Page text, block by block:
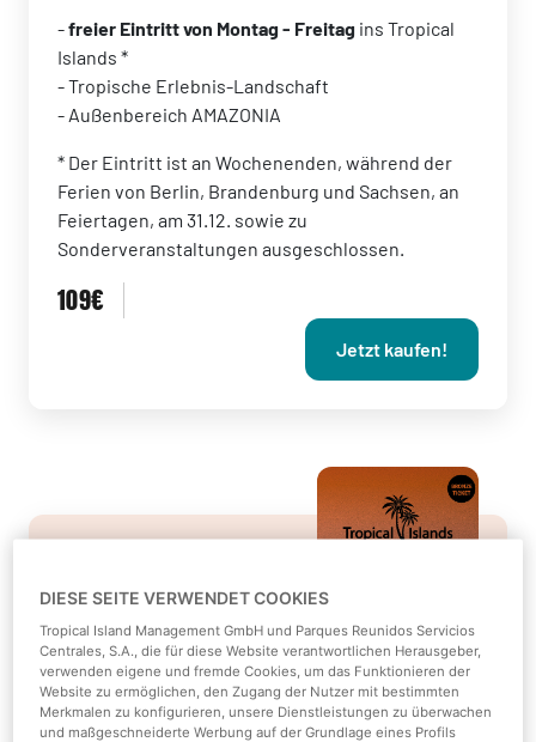
-freier Eintritt von Montag - Freitag ins Tropical
Islands *
- Tropische Erlebnis-Landschaft
- Außenbereich AMAZONIA
* Der Eintritt ist an Wochenenden, während der
Ferien von Berlin, Brandenburg und Sachsen, an
Feiertagen, am 31.12. sowie zu
Sonderveranstaltungen ausgeschlossen.
109€
Jetzt kaufen!
Jahreskarte Bronze
Jugendlicher
13-17 Jahre
DIESE SEITE VERWENDET COOKIES
Tropical Island Management GmbH und Parques Reunidos Servicios
Centrales, S.A., die für diese Website verantwortlichen Herausgeber,
verwenden eigene und fremde Cookies, um das Funktionieren der
Website zu ermöglichen, den Zugang der Nutzer mit bestimmten
Merkmalen zu konfigurieren, unsere Dienstleistungen zu überwachen
und maßgeschneiderte Werbung auf der Grundlage eines Profils